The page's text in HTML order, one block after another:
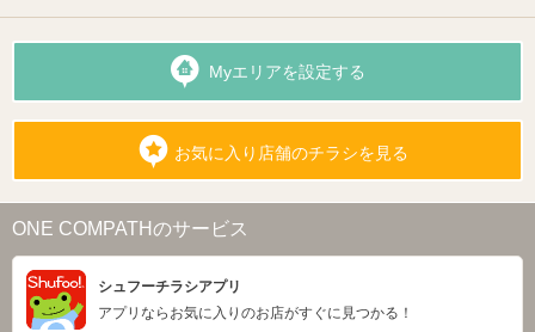
Myエリアを設定する
お気に入り店舗のチラシを見る
ONE COMPATHのサービス
シュフーチラシアプリ
アプリならお気に入りのお店がすぐに見つかる！